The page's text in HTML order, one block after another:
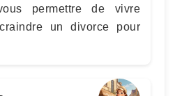
permettre de vivre
un divorce pour